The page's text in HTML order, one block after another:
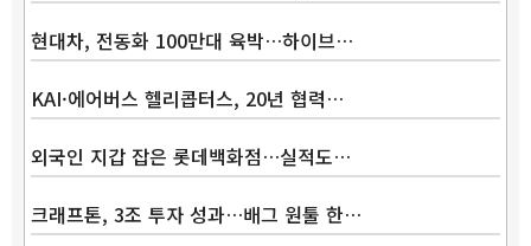
현대차, 전동화 100만대 육박…하이브…
KAI·에어버스 헬리콥터스, 20년 협력…
외국인 지갑 잡은 롯데백화점…실적도…
크래프톤, 3조 투자 성과…배그 원툴 한…